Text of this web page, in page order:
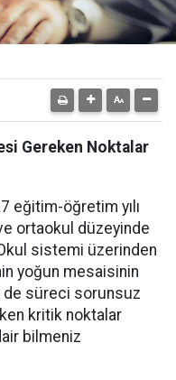
Gereken Noktalar
eğitim-öğretim yılı
ortaokul düzeyinde
sistemi üzerinden
yoğun mesaisinin
de süreci sorunsuz
kritik noktalar
bilmeniz